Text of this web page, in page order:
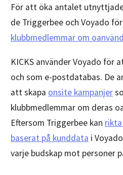
För att öka antalet
de Triggerbee och Voyado
klubbmedlemmar om
KICKS använder Voyado för
och som e-postdatabas. De
att skapa onsite kampanjer
klubbmedlemmar om deras
Eftersom Triggerbee kan
baserat på kunddata i
varje budskap mot personer